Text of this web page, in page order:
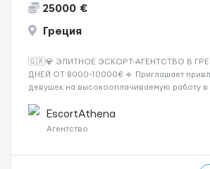
25000 €
Греция
🇬🇷💎 ЭЛИТНОЕ ЭСКОРТ-АГЕНТСТВО В
ДНЕЙ ОТ 8000-10000€ 🔹 Приглашает
девушек на высокооплачиваемую работу в
хорошие деньги 💶 — это предложение для
Требования: ✔️ Возраст от ...
EscortAthena
Агентство